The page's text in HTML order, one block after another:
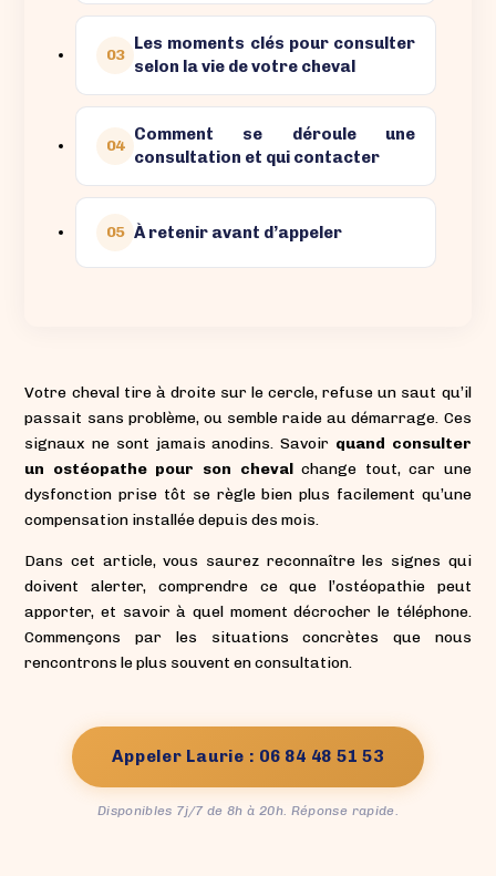
03
Les moments clés pour consulter
selon la vie de votre cheval
04
Comment se déroule une
consultation et qui contacter
05 À retenir avant d’appeler
Votre cheval tire à droite sur le cercle, refuse un saut qu’il
passait sans problème, ou semble raide au démarrage. Ces
signaux ne sont jamais anodins. Savoir quand consulter
un ostéopathe pour son chevalchange tout, car une
dysfonction prise tôt se règle bien plus facilement qu’une
compensation installée depuis des mois.
Dans cet article, vous saurez reconnaître les signes qui
doivent alerter, comprendre ce que l’ostéopathie peut
apporter, et savoir à quel moment décrocher le téléphone.
Commençons par les situations concrètes que nous
rencontrons le plus souvent en consultation.
Appeler Laurie : 06 84 48 51 53
Disponibles 7j/7 de 8h à 20h. Réponse rapide.